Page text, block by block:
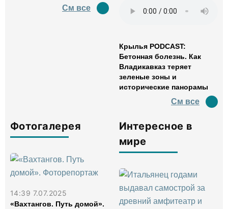
См все
Крылья PODCAST:
Бетонная болезнь. Как
Владикавказ теряет
зеленые зоны и
исторические панорамы
См все
Фотогалерея
14:39 7.07.2025
«Вахтангов. Путь домой».
Интересное в
мире